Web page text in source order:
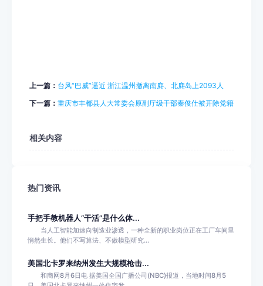
上一篇： 台风“巴威”逼近 浙江温州撤离南麂、北麂岛上2093人
下一篇： 重庆市丰都县人大常委会原副厅级干部秦俊仕被开除党籍
相关内容
热门资讯
手把手教机器人“干活”是什么体...
当人工智能加速向制造业渗透，一种全新的职业岗位正在工厂车间里
悄然生长。他们不写算法、不做模型研究...
美国北卡罗来纳州发生大规模枪击...
和商网8月6日电 据美国全国广播公司(NBC)报道，当地时间8月5